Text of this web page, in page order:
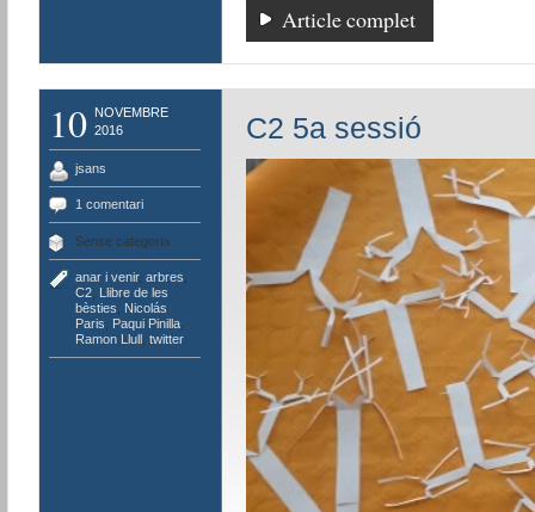
Article complet
10
NOVEMBRE
2016
jsans
1 comentari
Sense categoria
anar i venir, arbres
C2, Llibre de les
bèsties
Nicolás
Paris
Paqui Pinilla,
Ramon Llull, twitter
C2 5a sessió